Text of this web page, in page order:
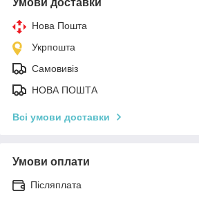
Нова Пошта
Укрпошта
Самовивіз
НОВА ПОШТА
Всі умови доставки
Умови оплати
Післяплата